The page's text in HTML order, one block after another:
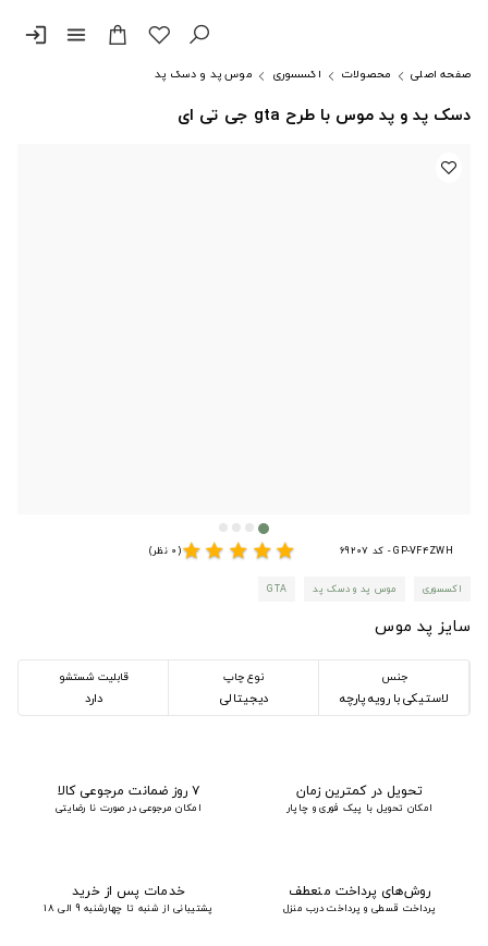
menu
login
صفحه اصلی محصولات اکسسوری موس پد و دسک پد
دسک پد و پد موس با طرح gta جی تی ای
GP-VF4ZWH - کد 69207 star
star
star
star
star(0 نظر)
اکسسوری موس پد و دسک پد GTA
سایز پد موس
جنس
لاستیکی با رویه پارچه
نوع چاپ
دیجیتالی
قابلیت شستشو
دارد
تحویل در کمترین زمان
امکان تحویل با پیک فوری و چاپار
۷ روز ضمانت مرجوعی کالا
امکان مرجوعی در صورت نا رضایتی
روش‌های پرداخت منعطف
پرداخت قسطی و پرداخت درب منزل
خدمات پس از خرید
پشتیبانی از شنبه تا چهارشنبه 9 الی 18